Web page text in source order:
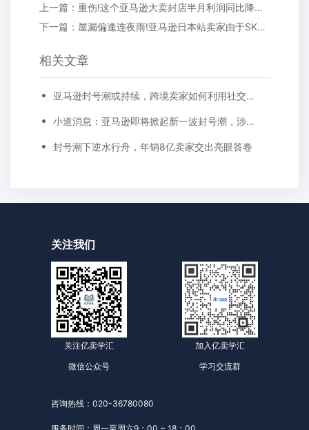
上一篇：重伤!这个亚马逊大卖封店半月利润同比降了3000万!
下一篇：屋漏偏逢连夜雨!亚马逊日本站卖家由于SKU命名问题导致大量链接下架!
相关文章
亚马逊封号潮或持续，跨境卖家如何利用社交媒体合规引流?
小道消息：亚马逊即将掀起新一波封号潮，涉及1万+品牌
封号潮下逆水行舟，年销8亿卖家交出亮眼答卷
关注我们
关注亿卖学汇
微信公众号
加入亿卖学汇
学习交流群
咨询热线：020-36780080